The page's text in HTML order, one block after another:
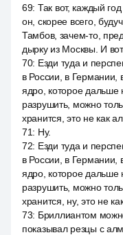
69: Так вот, каждый
он, скорее всего,
Тамбов, зачем-то,
дырку из Москвы. И
70: Езди туда и
в России, в Германии,
ядро, которое дальше
разрушить, можно
хранится, это не как
71: Ну.
72: Езди туда и
в России, в Германии,
ядро, которое дальше
разрушить, можно
хранится, ну, это не
73: Бриллиантом
показывал резцы с